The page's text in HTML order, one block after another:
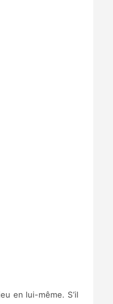
en lui-même. S’il